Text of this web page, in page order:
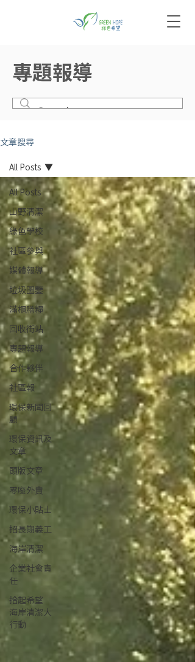
專題報導
文章搜尋
All Posts
山野清潔
綠色學校
社區參與
媒體報導
垃圾圖鑒
滿櫃膳糧
回收街站
專題報導
合作夥伴
社區報
環保新聞回
顧
環保資訊及
文章
頭版文章
零廢外賣
環保小貼士
招長期義工
海岸清潔
企業社會責
任
拾起希望
海岸清潔大
行動
All Posts